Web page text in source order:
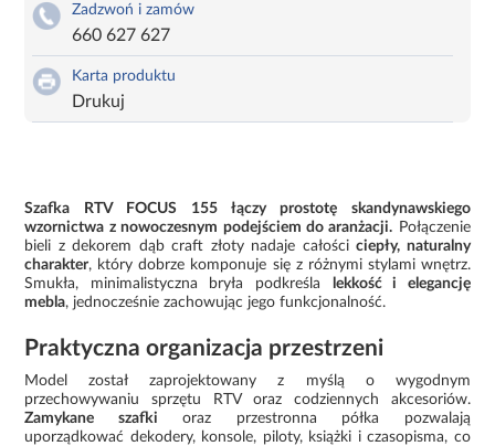
Zadzwoń i zamów
660 627 627
Karta produktu
Drukuj
Szafka RTV FOCUS 155 łączy prostotę skandynawskiego
wzornictwa z nowoczesnym podejściem do aranżacji. Połączenie
bieli z dekorem dąb craft złoty nadaje całościciepły, naturalny
charakter, który dobrze komponuje się z różnymi stylami wnętrz.
Smukła, minimalistyczna bryła podkreśla
lekkość i elegancję
mebla, jednocześnie zachowując jego funkcjonalność.
Praktyczna organizacja przestrzeni
Model został zaprojektowany z myślą o wygodnym
przechowywaniu sprzętu RTV oraz codziennych akcesoriów.
Zamykane szafki oraz przestronna półka pozwalają
uporządkować dekodery, konsole, piloty, książki i czasopisma, co